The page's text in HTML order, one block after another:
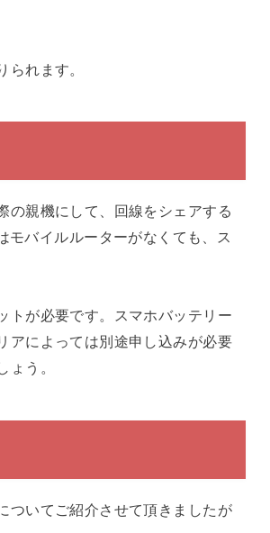
れます。
の親機にして、回線をシェアする
バイルルーターがなくても、ス
トが必要です。スマホバッテリー
アによっては別途申し込みが必要
う。
ついてご紹介させて頂きましたが